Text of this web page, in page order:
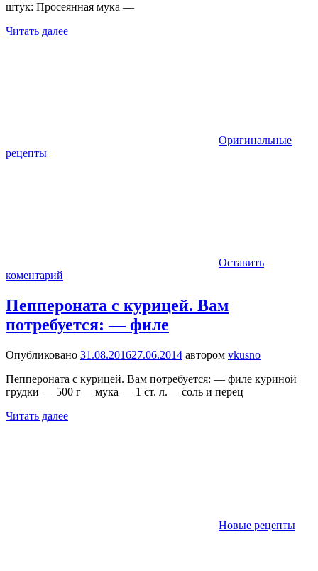
штук: Просеянная мука —
Читать далее
Оригинальные
рецепты
Оставить
коментарий
Пеппероната с курицей. Вам
потребуется: — филе
Опубликовано 31.08.201627.06.2014 автором vkusno
Пеппероната с курицей. Вам потребуется: — филе куриной
грудки — 500 г— мука — 1 ст. л.— соль и перец
Читать далее
Новые рецепты